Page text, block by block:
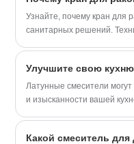
Узнайте, почему кран для
санитарных решений.
Латунные смесители могут
и изысканности вашей